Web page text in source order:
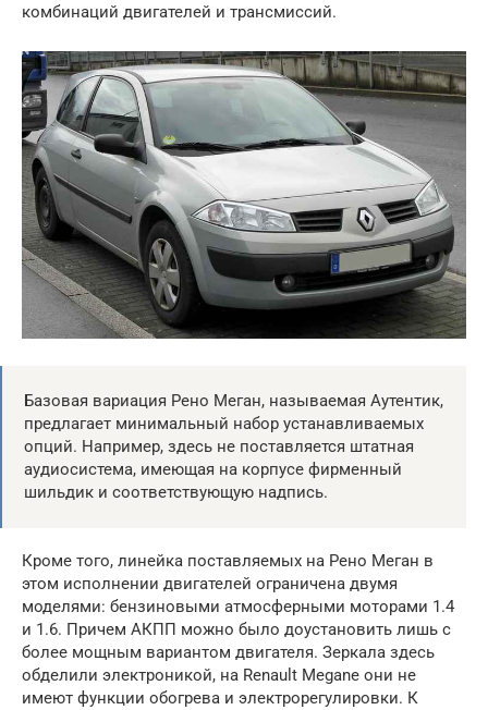
комбинаций двигателей и трансмиссий.
Базовая вариация Рено Меган, называемая Аутентик,
предлагает минимальный набор устанавливаемых
опций. Например, здесь не поставляется штатная
аудиосистема, имеющая на корпусе фирменный
шильдик и соответствующую надпись.
Кроме того, линейка поставляемых на Рено Меган в
этом исполнении двигателей ограничена двумя
моделями: бензиновыми атмосферными моторами 1.4
и 1.6. Причем АКПП можно было доустановить лишь с
более мощным вариантом двигателя. Зеркала здесь
обделили электроникой, на Renault Megane они не
имеют функции обогрева и электрорегулировки. К